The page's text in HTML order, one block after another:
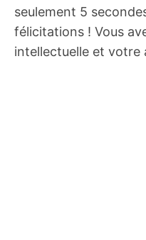
seulement 5
félicitations ! Vous
intellectuelle et votre